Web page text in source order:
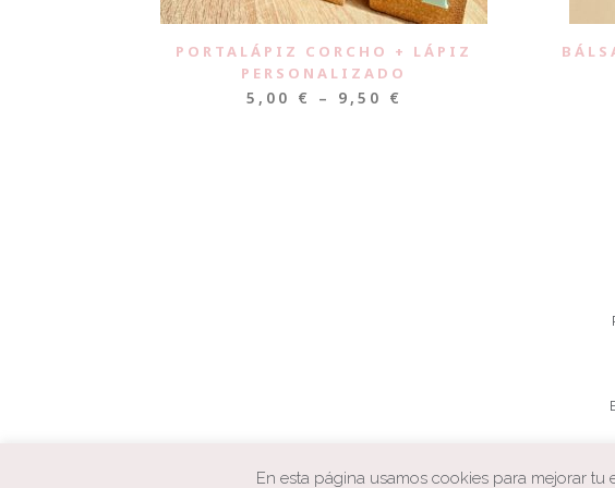
PORTALÁPIZ CORCHO + LÁPIZ
PERSONALIZADO
5,00 € – 9,50 €
En esta página usamos cookies para mejorar tu